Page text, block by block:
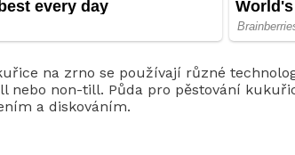
na zrno se používají různé
nebo non-till. Půda pro pěstování
a diskováním.